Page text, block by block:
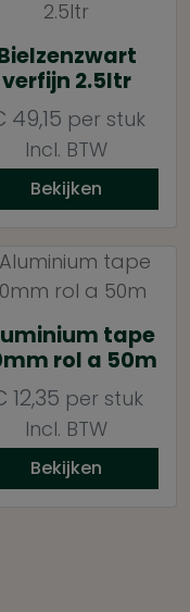
verfijn 2.5ltr
49,15 per stuk
Incl. BTW
Bekijken
tape
rol a 50m
12,35 per stuk
Incl. BTW
Bekijken